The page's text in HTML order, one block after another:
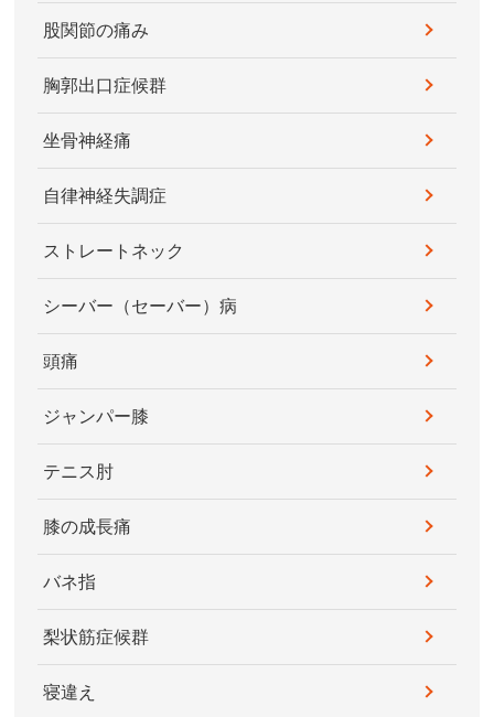
股関節の痛み
胸郭出口症候群
坐骨神経痛
自律神経失調症
ストレートネック
シーバー（セーバー）病
頭痛
ジャンパー膝
テニス肘
膝の成長痛
バネ指
梨状筋症候群
寝違え